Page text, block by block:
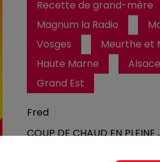
Recette de grand-mère
Magnum la Radio
Vosges
Meurthe et
Haute Marne
Alsace
Grand Est
Fred
COUP DE CHAUD EN PLEINE